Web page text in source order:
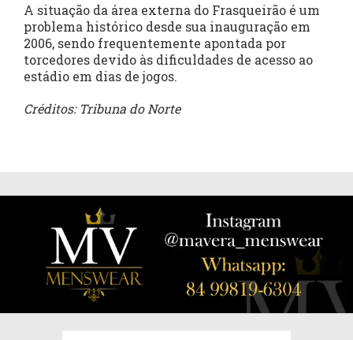
A situação da área externa do Frasqueirão é um
problema histórico desde sua inauguração em
2006, sendo frequentemente apontada por
torcedores devido às dificuldades de acesso ao
estádio em dias de jogos.
Créditos: Tribuna do Norte